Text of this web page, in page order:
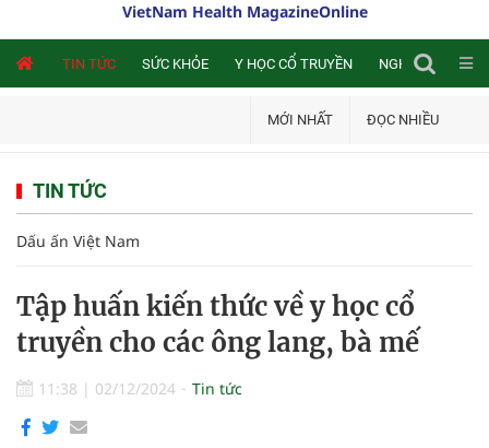
VietNam Health MagazineOnline
TIN TỨC SỨC KHỎE Y HỌC CỔ TRUYỀN NGHIÊN CỨU
MỚI NHẤT ĐỌC NHIỀU
TIN TỨC
Dấu ấn Việt Nam
Tập huấn kiến thức về y học cổ
truyền cho các ông lang, bà mế
11:38 | 02/12/2024 Tin tức